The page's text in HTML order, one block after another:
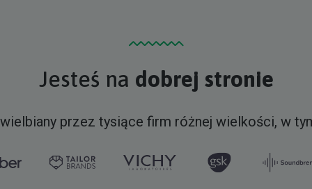
Jesteś na dobrej stronie
przez tysiące firm różnej wielkości, w